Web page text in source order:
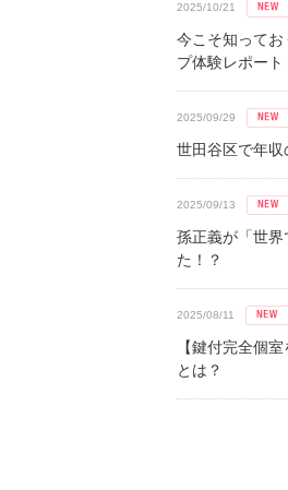
2025/10/21
今こそ知って
プ体験レポート
2025/09/29
世田谷区で年
2025/09/13
孫正義が「世
た！？
2025/08/11
【鍵付完全個
とは？